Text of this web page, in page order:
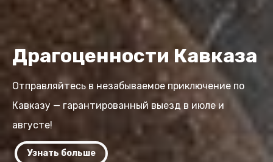
Драгоценности Кавказа
Отправляйтесь в незабываемое приключение по
Кавказу — гарантированный выезд в июле и
августе!
Узнать больше